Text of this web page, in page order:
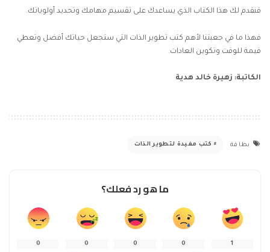
فنقدم لك هذا الكتاب الذي يساعدك على تقسيم مهامك وتحديد أولوياتك.
فهذا ما في جعبتنا لأهم كتب تطوير الذات التي ستجعل حياتك أفضل وتعطي
قيمة للوقت وتكوين العادات.
الكاتبة: زهيرة خالد هدية
بطاقة كتب مفيدة لتطوير الذات
ما هو رد فعلك؟
1
0
0
0
0